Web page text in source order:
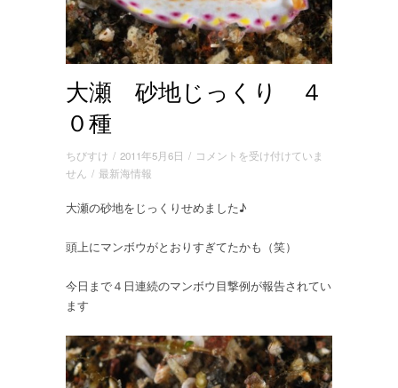
大瀬 砂地じっくり ４
０種
ちびすけ / 2011年5月6日 / 大
地
っ
り
４
は
コメントを受け付けていま
せん / 最新海情報
大瀬の砂地をじっくりせめました♪
頭上にマンボウがとおりすぎてたかも（笑）
今日まで４日連続のマンボウ目撃例が報告されてい
ます